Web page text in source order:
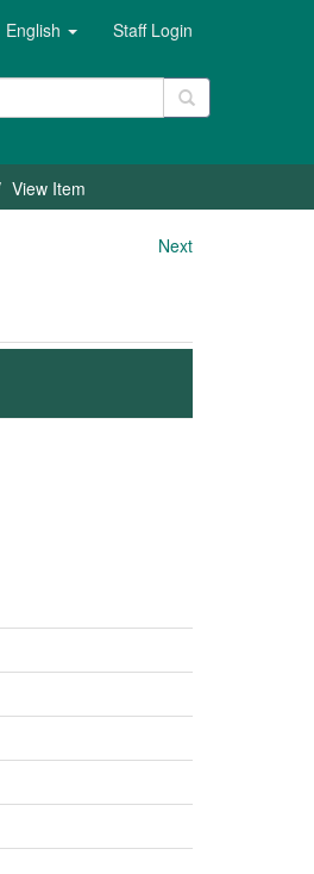
English Staff Login
View Item
Next